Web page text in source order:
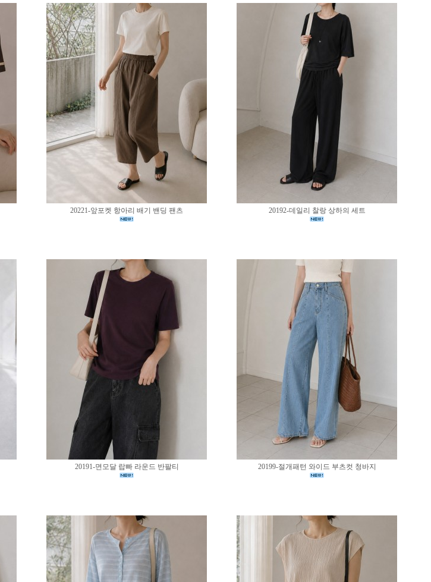
20221-앞포켓 항아리 배기 밴딩 팬츠 20192-데일리 찰랑 상하의 세트
20191-면모달 랍빠 라운드 반팔티 20199-절개패턴 와이드 부츠컷 청바지